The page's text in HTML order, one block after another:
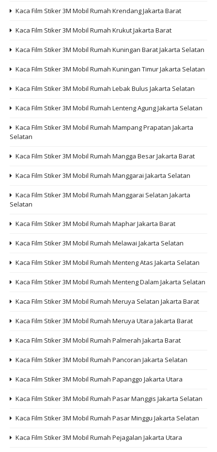
Kaca Film Stiker 3M Mobil Rumah Krendang Jakarta Barat
Kaca Film Stiker 3M Mobil Rumah Krukut Jakarta Barat
Kaca Film Stiker 3M Mobil Rumah Kuningan Barat Jakarta Selatan
Kaca Film Stiker 3M Mobil Rumah Kuningan Timur Jakarta Selatan
Kaca Film Stiker 3M Mobil Rumah Lebak Bulus Jakarta Selatan
Kaca Film Stiker 3M Mobil Rumah Lenteng Agung Jakarta Selatan
Kaca Film Stiker 3M Mobil Rumah Mampang Prapatan Jakarta
Selatan
Kaca Film Stiker 3M Mobil Rumah Mangga Besar Jakarta Barat
Kaca Film Stiker 3M Mobil Rumah Manggarai Jakarta Selatan
Kaca Film Stiker 3M Mobil Rumah Manggarai Selatan Jakarta
Selatan
Kaca Film Stiker 3M Mobil Rumah Maphar Jakarta Barat
Kaca Film Stiker 3M Mobil Rumah Melawai Jakarta Selatan
Kaca Film Stiker 3M Mobil Rumah Menteng Atas Jakarta Selatan
Kaca Film Stiker 3M Mobil Rumah Menteng Dalam Jakarta Selatan
Kaca Film Stiker 3M Mobil Rumah Meruya Selatan Jakarta Barat
Kaca Film Stiker 3M Mobil Rumah Meruya Utara Jakarta Barat
Kaca Film Stiker 3M Mobil Rumah Palmerah Jakarta Barat
Kaca Film Stiker 3M Mobil Rumah Pancoran Jakarta Selatan
Kaca Film Stiker 3M Mobil Rumah Papanggo Jakarta Utara
Kaca Film Stiker 3M Mobil Rumah Pasar Manggis Jakarta Selatan
Kaca Film Stiker 3M Mobil Rumah Pasar Minggu Jakarta Selatan
Kaca Film Stiker 3M Mobil Rumah Pejagalan Jakarta Utara